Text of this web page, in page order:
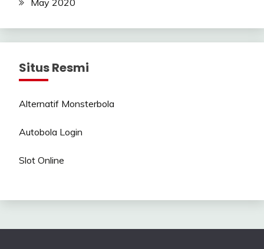
May 2020
Situs Resmi
Alternatif Monsterbola
Autobola Login
Slot Online